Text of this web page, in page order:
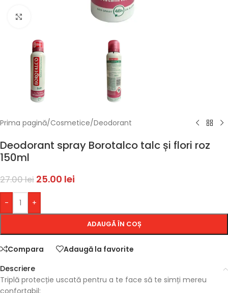
Faceți click pentru a mări
Prima pagină/Cosmetice/Deodorant
Deodorant spray Borotalco talc și flori roz
150ml
27.00lei 25.00 lei
- +
ADAUGĂ ÎN COȘ
Compara
Adaugă la favorite
Descriere
Triplă protecție uscată pentru a te face să te simți mereu